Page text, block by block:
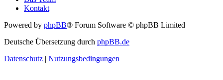
Kontakt
Powered by phpBB® Forum Software © phpBB Limited
Deutsche Übersetzung durch phpBB.de
Datenschutz | Nutzungsbedingungen